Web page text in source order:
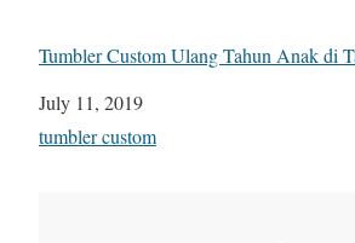
Tumbler Custom Ulang Tahun Anak di
Date
July 11, 2019
In relation to
tumbler custom